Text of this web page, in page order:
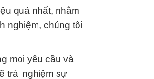
quả nhất, nhằm
nghiệm, chúng tôi
mọi yêu cầu và
trải nghiệm sự